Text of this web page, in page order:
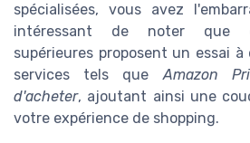
spécialisées, vous avez
intéressant de noter que
supérieures proposent un essai
services tels queAmazon
d'acheter, ajoutant ainsi une
votre expérience de shopping.